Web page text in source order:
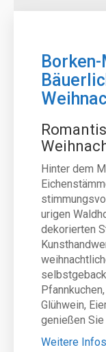
Hinter dem
urigen
dekorierten
Glühwein,
genießen
Weitere